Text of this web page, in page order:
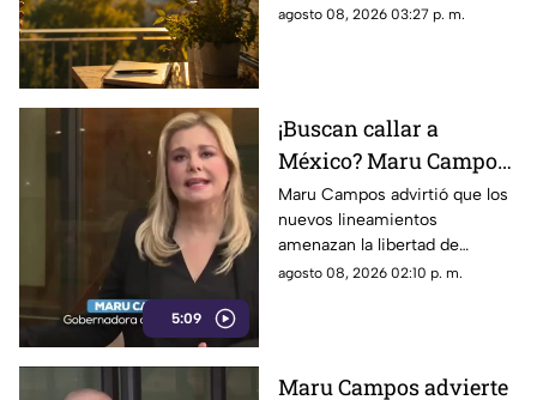
positiva, superar la rutina y
agosto 08, 2026 03:27 p. m.
5:09
¡Buscan callar a
México? Maru Campos
rechaza regulaciones
que amenazan la
libertad de expresión y
sancionan a la prensa
Maru Campos advirtió que los
nuevos lineamientos
amenazan la libertad de
expresión al permitir al poder
agosto 08, 2026 02:10 p. m.
Maru Campos advierte